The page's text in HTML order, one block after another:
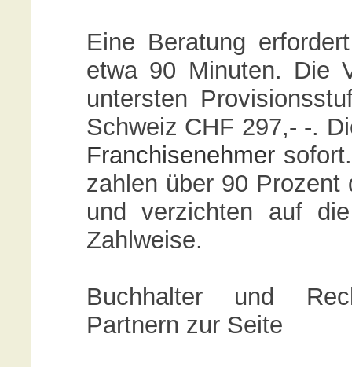
Eine Beratung
etwa 90 Minuten. Die
untersten
Schweiz CHF 297,- -.
Franchisenehmer
zahlen über 90 Prozent
und verzichten auf
Zahlweise.
Buchhalter und
Partnern zur Seite